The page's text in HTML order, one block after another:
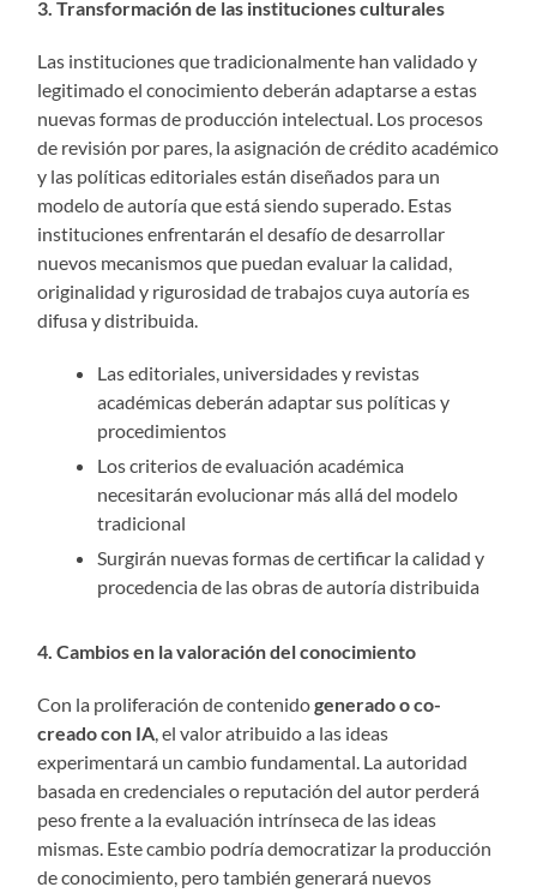
3. Transformación de las instituciones culturales
Las instituciones que tradicionalmente han validado y
legitimado el conocimiento deberán adaptarse a estas
nuevas formas de producción intelectual. Los procesos
de revisión por pares, la asignación de crédito académico
y las políticas editoriales están diseñados para un
modelo de autoría que está siendo superado. Estas
instituciones enfrentarán el desafío de desarrollar
nuevos mecanismos que puedan evaluar la calidad,
originalidad y rigurosidad de trabajos cuya autoría es
difusa y distribuida.
Las editoriales, universidades y revistas
académicas deberán adaptar sus políticas y
procedimientos
Los criterios de evaluación académica
necesitarán evolucionar más allá del modelo
tradicional
Surgirán nuevas formas de certificar la calidad y
procedencia de las obras de autoría distribuida
4. Cambios en la valoración del conocimiento
Con la proliferación de contenidogenerado o co-
creado con IA, el valor atribuido a las ideas
experimentará un cambio fundamental. La autoridad
basada en credenciales o reputación del autor perderá
peso frente a la evaluación intrínseca de las ideas
mismas. Este cambio podría democratizar la producción
de conocimiento, pero también generará nuevos